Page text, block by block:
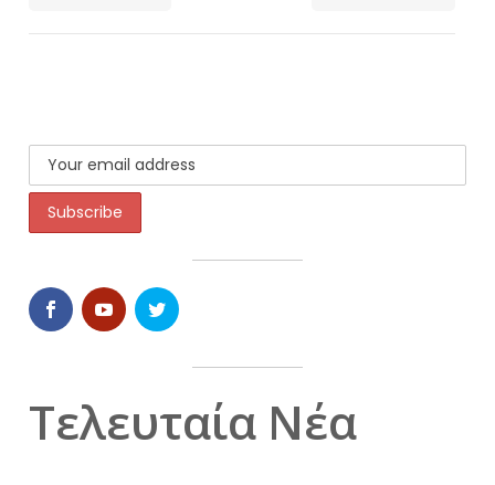
Τελευταία Νέα